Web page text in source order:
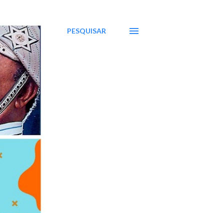
PESQUISAR